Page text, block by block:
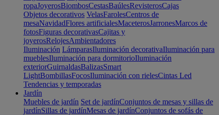
ropaJoyerosBiombosCestasBaúlesRevisterosCajas
Objetos decorativos VelasFarolesCentros de
mesaNavidadFlores artificialesMaceterosJarronesMarcos de
fotosFiguras decorativasCajitas y
joyerosRelojesAmbientadores
Iluminación LámparasIluminación decorativaIluminación para
mueblesIluminación para dormitorioIluminación
exteriorGuirnaldasBalizasSmart
LightBombillasFocosIluminación con rielesCintas Led
Tendencias y temporadas
Jardín
Muebles de jardín Set de jardínConjuntos de mesas y sillas de
jardínSillas de jardínMesas de jardínConjuntos de sofás de